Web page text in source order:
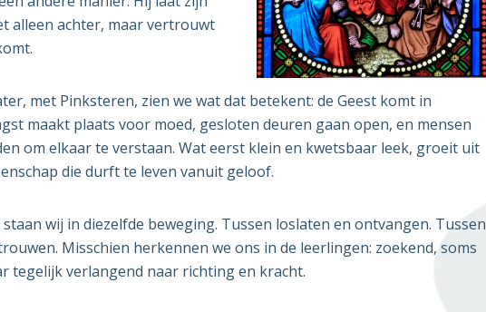
alleen achter, maar vertrouwt
met Pinksteren, zien we wat dat betekent: de Geest komt in
maakt plaats voor moed, gesloten deuren gaan open, en mensen
om elkaar te verstaan. Wat eerst klein en kwetsbaar leek, groeit uit
die durft te leven vanuit geloof.
wij in diezelfde beweging. Tussen loslaten en ontvangen. Tussen
Misschien herkennen we ons in de leerlingen: zoekend, soms
tegelijk verlangend naar richting en kracht.